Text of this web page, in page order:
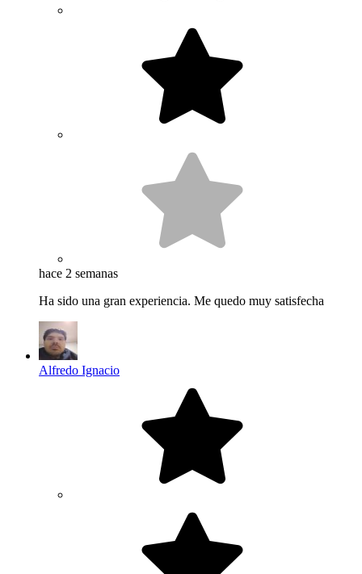
hace 2 semanas
Ha sido una gran experiencia. Me quedo muy satisfecha
Alfredo Ignacio